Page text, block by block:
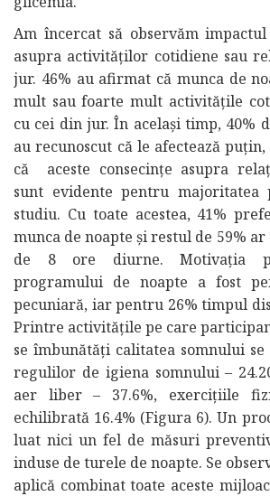
Am încercat să observăm
asupra activităților cotidiene sau
jur. 46% au afirmat că munca de
mult sau foarte mult activitățile
cu cei din jur. În același timp, 40%
au recunoscut că le afectează
că aceste consecințe asupra
sunt evidente pentru
studiu. Cu toate acestea, 41%
munca de noapte și restul de 59%
de 8 ore diurne. Motivația
programului de noapte a fost
pecuniară, iar pentru 26% timpul
Printre activitățile pe care
se îmbunătăți calitatea somnului
regulilor de igiena somnului –
aer liber – 37.6%, exercițiile
echilibrată 16.4% (Figura 6). Un
luat nici un fel de măsuri
induse de turele de noapte. Se
aplică combinat toate aceste